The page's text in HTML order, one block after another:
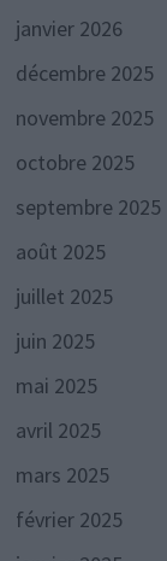
janvier 2026
décembre 2025
novembre 2025
octobre 2025
septembre 2025
août 2025
juillet 2025
juin 2025
mai 2025
avril 2025
mars 2025
février 2025